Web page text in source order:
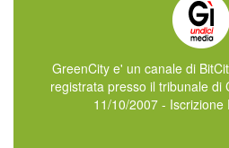
GreenCity e' un canale di
registrata presso il tribunale di
11/10/2007 - Iscrizione